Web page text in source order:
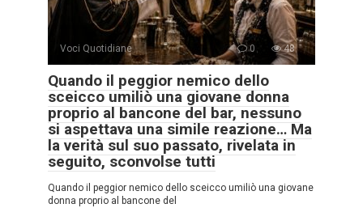
Voci Quotidiane 0 48
Quando il peggior nemico dello
sceicco umiliò una giovane donna
proprio al bancone del bar, nessuno
si aspettava una simile reazione… Ma
la verità sul suo passato, rivelata in
seguito, sconvolse tutti
Quando il peggior nemico dello sceicco umiliò una giovane
donna proprio al bancone del